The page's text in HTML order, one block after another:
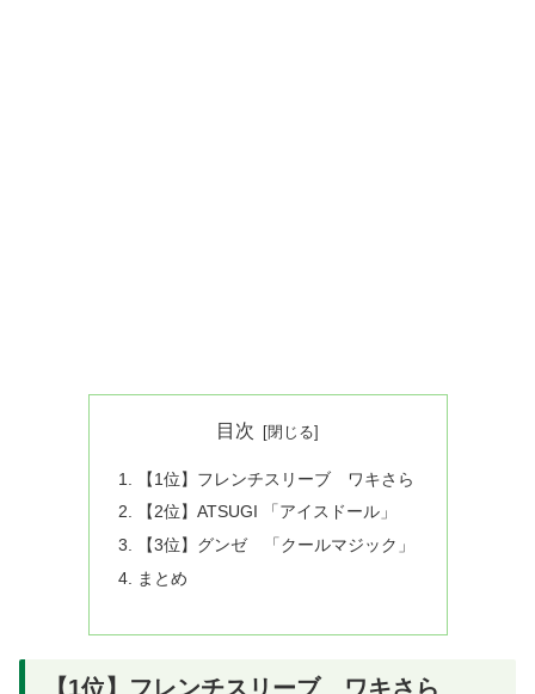
目次
【1位】フレンチスリーブ ワキさら
【2位】ATSUGI 「アイスドール」
【3位】グンゼ 「クールマジック」
まとめ
【1位】フレンチスリーブ ワキさら